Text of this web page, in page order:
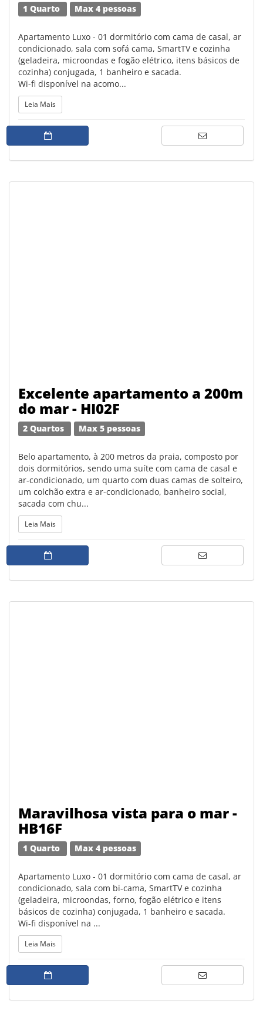
1 Quarto Max 4 pessoas
Apartamento Luxo - 01 dormitório com cama de casal, ar
condicionado, sala com sofá cama, SmartTV e cozinha
(geladeira, microondas e fogão elétrico, itens básicos de
cozinha) conjugada, 1 banheiro e sacada.
Wi-fi disponível na acomo...
Leia Mais
Excelente apartamento a 200m
do mar - HI02F
2 Quartos Max 5 pessoas
Belo apartamento, à 200 metros da praia, composto por
dois dormitórios, sendo uma suíte com cama de casal e
ar-condicionado, um quarto com duas camas de solteiro,
um colchão extra e ar-condicionado, banheiro social,
sacada com chu...
Leia Mais
Maravilhosa vista para o mar -
HB16F
1 Quarto Max 4 pessoas
Apartamento Luxo - 01 dormitório com cama de casal, ar
condicionado, sala com bi-cama, SmartTV e cozinha
(geladeira, microondas, forno, fogão elétrico e itens
básicos de cozinha) conjugada, 1 banheiro e sacada.
Wi-fi disponível na ...
Leia Mais